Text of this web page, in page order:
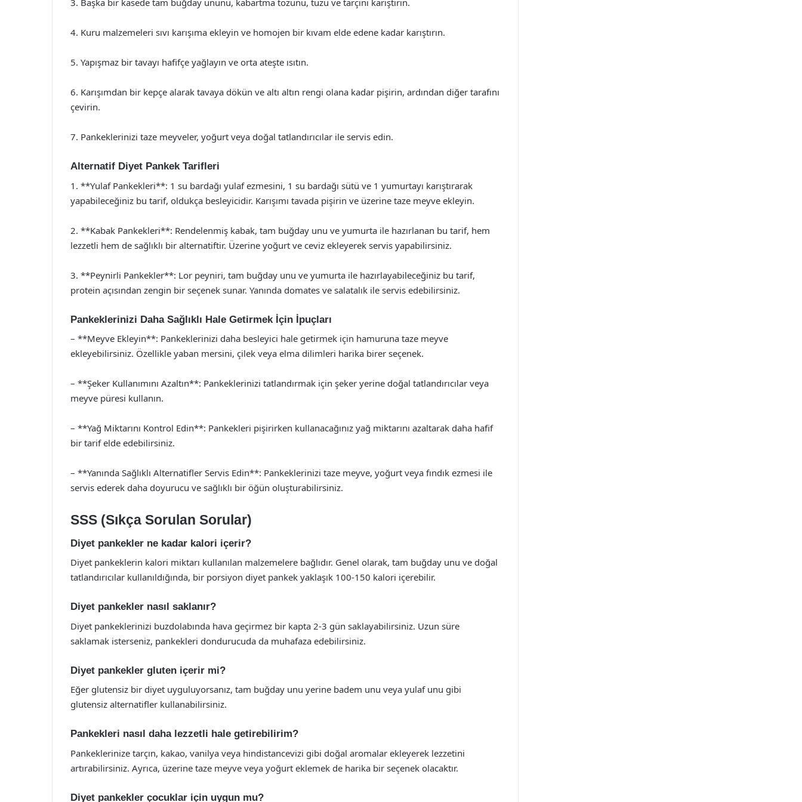
3. Başka bir kasede tam buğday ununu, kabartma tozunu, tuzu ve tarçını karıştırın.
4. Kuru malzemeleri sıvı karışıma ekleyin ve homojen bir kıvam elde edene kadar karıştırın.
5. Yapışmaz bir tavayı hafifçe yağlayın ve orta ateşte ısıtın.
6. Karışımdan bir kepçe alarak tavaya dökün ve altı altın rengi olana kadar pişirin, ardından diğer tarafını
çevirin.
7. Pankeklerinizi taze meyveler, yoğurt veya doğal tatlandırıcılar ile servis edin.
Alternatif Diyet Pankek Tarifleri
1. **Yulaf Pankekleri**: 1 su bardağı yulaf ezmesini, 1 su bardağı sütü ve 1 yumurtayı karıştırarak
yapabileceğiniz bu tarif, oldukça besleyicidir. Karışımı tavada pişirin ve üzerine taze meyve ekleyin.
2. **Kabak Pankekleri**: Rendelenmiş kabak, tam buğday unu ve yumurta ile hazırlanan bu tarif, hem
lezzetli hem de sağlıklı bir alternatiftir. Üzerine yoğurt ve ceviz ekleyerek servis yapabilirsiniz.
3. **Peynirli Pankekler**: Lor peyniri, tam buğday unu ve yumurta ile hazırlayabileceğiniz bu tarif,
protein açısından zengin bir seçenek sunar. Yanında domates ve salatalık ile servis edebilirsiniz.
Pankeklerinizi Daha Sağlıklı Hale Getirmek İçin İpuçları
– **Meyve Ekleyin**: Pankeklerinizi daha besleyici hale getirmek için hamuruna taze meyve
ekleyebilirsiniz. Özellikle yaban mersini, çilek veya elma dilimleri harika birer seçenek.
– **Şeker Kullanımını Azaltın**: Pankeklerinizi tatlandırmak için şeker yerine doğal tatlandırıcılar veya
meyve püresi kullanın.
– **Yağ Miktarını Kontrol Edin**: Pankekleri pişirirken kullanacağınız yağ miktarını azaltarak daha hafif
bir tarif elde edebilirsiniz.
– **Yanında Sağlıklı Alternatifler Servis Edin**: Pankeklerinizi taze meyve, yoğurt veya fındık ezmesi ile
servis ederek daha doyurucu ve sağlıklı bir öğün oluşturabilirsiniz.
SSS (Sıkça Sorulan Sorular)
Diyet pankekler ne kadar kalori içerir?
Diyet pankeklerin kalori miktarı kullanılan malzemelere bağlıdır. Genel olarak, tam buğday unu ve doğal
tatlandırıcılar kullanıldığında, bir porsiyon diyet pankek yaklaşık 100-150 kalori içerebilir.
Diyet pankekler nasıl saklanır?
Diyet pankeklerinizi buzdolabında hava geçirmez bir kapta 2-3 gün saklayabilirsiniz. Uzun süre
saklamak isterseniz, pankekleri dondurucuda da muhafaza edebilirsiniz.
Diyet pankekler gluten içerir mi?
Eğer glutensiz bir diyet uyguluyorsanız, tam buğday unu yerine badem unu veya yulaf unu gibi
glutensiz alternatifler kullanabilirsiniz.
Pankekleri nasıl daha lezzetli hale getirebilirim?
Pankeklerinize tarçın, kakao, vanilya veya hindistancevizi gibi doğal aromalar ekleyerek lezzetini
artırabilirsiniz. Ayrıca, üzerine taze meyve veya yoğurt eklemek de harika bir seçenek olacaktır.
Diyet pankekler çocuklar için uygun mu?